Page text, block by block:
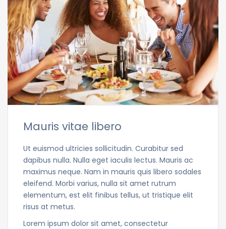
Mauris vitae libero
Ut euismod ultricies sollicitudin. Curabitur sed
dapibus nulla. Nulla eget iaculis lectus. Mauris ac
maximus neque. Nam in mauris quis libero sodales
eleifend. Morbi varius, nulla sit amet rutrum
elementum, est elit finibus tellus, ut tristique elit
risus at metus.
Lorem ipsum dolor sit amet, consectetur